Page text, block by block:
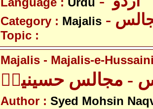
Category : Majalis
Topic :
Majalis - Majalis-e-
- مجالس حسینیہؑ
Author : Syed Mohsin